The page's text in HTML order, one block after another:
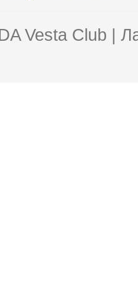
Vesta Club |